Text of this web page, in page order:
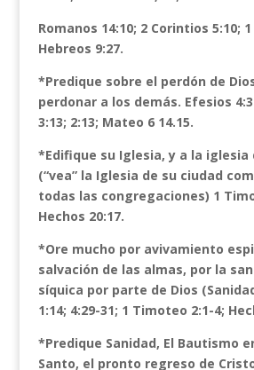
Romanos 14:10; 2 Corintios 5:10;
Hebreos 9:27.
*Predique sobre el perdón de
perdonar a los demás. Efesios
3:13; 2:13; Mateo 6 14.15.
*Edifique su Iglesia, y a la iglesia
(“vea” la Iglesia de su ciudad
todas las congregaciones) 1
Hechos 20:17.
*Ore mucho por avivamiento
salvación de las almas, por la
síquica por parte de Dios
1:14; 4:29-31; 1 Timoteo 2:1-4;
*Predique Sanidad, El Bautismo
Santo, el pronto regreso de